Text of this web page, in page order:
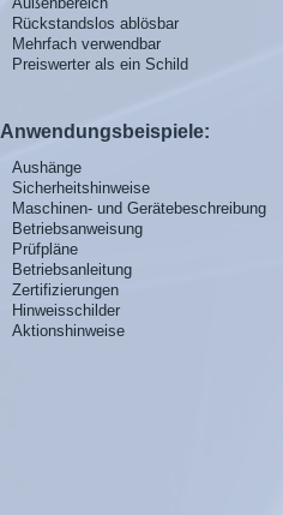
Rückstandslos ablösbar
Mehrfach verwendbar
Preiswerter als ein Schild
Anwendungsbeispiele:
Aushänge
Sicherheitshinweise
Maschinen- und Gerätebeschreibung
Betriebsanweisung
Prüfpläne
Betriebsanleitung
Zertifizierungen
Hinweisschilder
Aktionshinweise